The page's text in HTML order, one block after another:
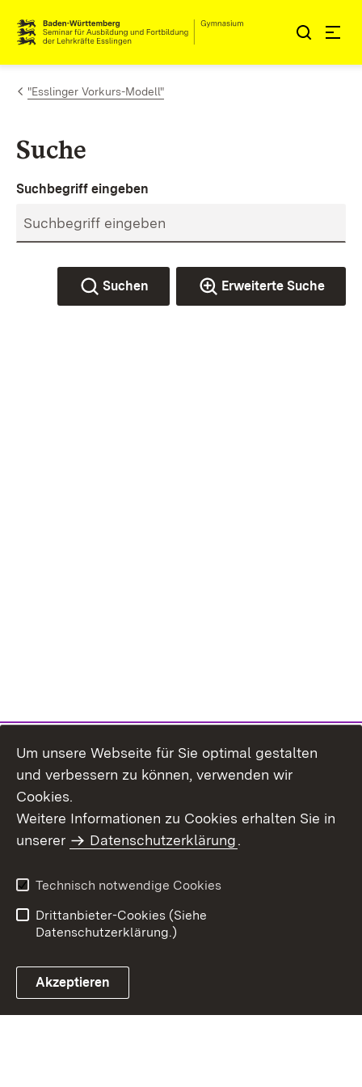
Zum Inhalt springen
Link zur Startseite
"Esslinger Vorkurs-Modell"
Suche
Suchbegriff eingeben
Suchen Erweiterte Suche
Benutzungshinweise
Erklärung zur
Um unsere Webseite für Sie optimal gestalten
und verbessern zu können, verwenden wir
Cookies.
Weitere Informationen zu Cookies erhalten Sie in
unserer
Datenschutzerklärung.
Technisch notwendige Cookies
Drittanbieter-Cookies (Siehe
Datenschutzerklärung.)
Akzeptieren